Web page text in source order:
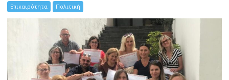
Επικαιρότητα Πολιτική